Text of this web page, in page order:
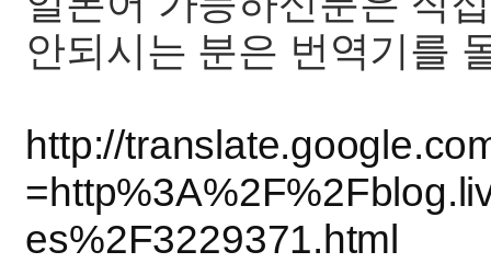
안되시는 분은 번역기를
http://
es%2F3229371.html